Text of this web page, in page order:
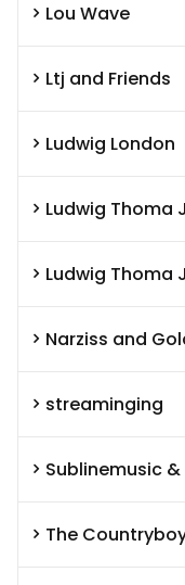
Lou Wave
Ltj and Friends
Ludwig London
Ludwig Thoma
Ludwig Thoma
Narziss and
streaminging
Sublinemusic &
The